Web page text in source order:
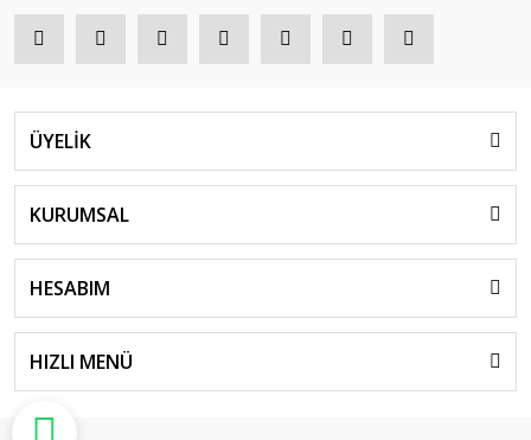
ÜYELİK
KURUMSAL
HESABIM
HIZLI MENÜ